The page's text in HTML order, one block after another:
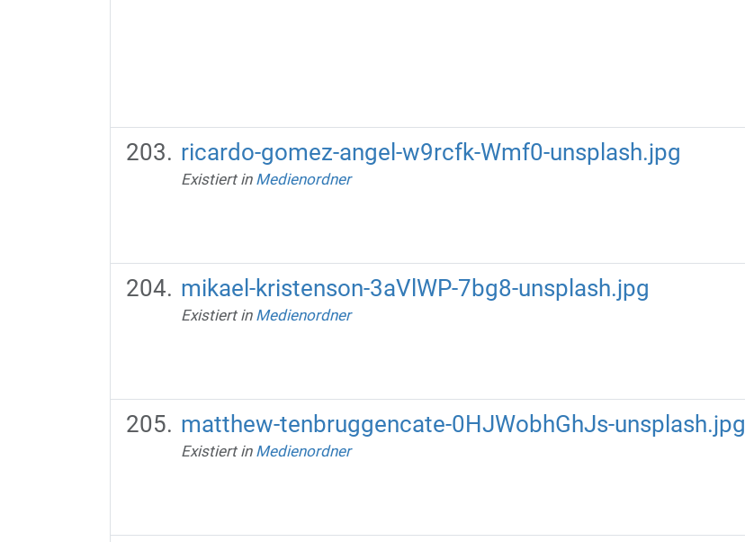
ricardo-gomez-angel-w9rcfk-Wmf0-unsplash.jpg
Existiert in Medienordner
mikael-kristenson-3aVlWP-7bg8-unsplash.jpg
Existiert in Medienordner
matthew-tenbruggencate-0HJWobhGhJs-unsplash.jpg
Existiert in Medienordner